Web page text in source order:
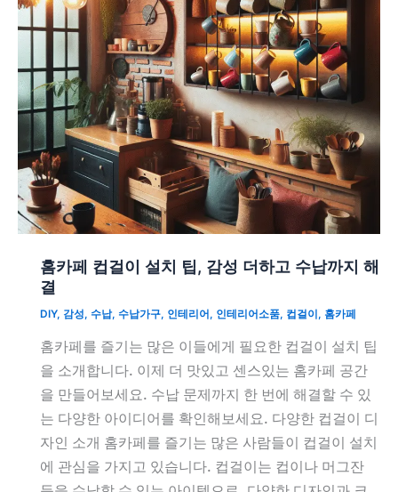
홈카페 컵걸이 설치 팁, 감성 더하고 수납까지 해
결
DIY, 감성, 수납, 수납가구, 인테리어 , 인테리어소품, 컵걸이 , 홈카페
홈카페를 즐기는 많은 이들에게 필요한 컵걸이 설치 팁
을 소개합니다. 이제 더 맛있고 센스있는 홈카페 공간
을 만들어보세요. 수납 문제까지 한 번에 해결할 수 있
는 다양한 아이디어를 확인해보세요. 다양한 컵걸이 디
자인 소개 홈카페를 즐기는 많은 사람들이 컵걸이 설치
에 관심을 가지고 있습니다. 컵걸이는 컵이나 머그잔